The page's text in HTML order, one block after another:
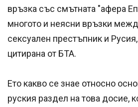
връзка със смътната "афера
многото и неясни връзки
сексуален престъпник и
цитирана от БТА.
Ето какво се знае относно
руския раздел на това досие,